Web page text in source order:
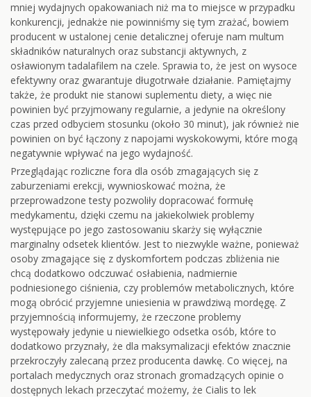
mniej wydajnych opakowaniach niż ma to miejsce w przypadku
konkurencji, jednakże nie powinniśmy się tym zrażać, bowiem
producent w ustalonej cenie detalicznej oferuje nam multum
składników naturalnych oraz substancji aktywnych, z
osławionym tadalafilem na czele. Sprawia to, że jest on wysoce
efektywny oraz gwarantuje długotrwałe działanie. Pamiętajmy
także, że produkt nie stanowi suplementu diety, a więc nie
powinien być przyjmowany regularnie, a jedynie na określony
czas przed odbyciem stosunku (około 30 minut), jak również nie
powinien on być łączony z napojami wyskokowymi, które mogą
negatywnie wpływać na jego wydajność.
Przeglądając rozliczne fora dla osób zmagających się z
zaburzeniami erekcji, wywnioskować można, że
przeprowadzone testy pozwoliły dopracować formułę
medykamentu, dzięki czemu na jakiekolwiek problemy
występujące po jego zastosowaniu skarży się wyłącznie
marginalny odsetek klientów. Jest to niezwykle ważne, ponieważ
osoby zmagające się z dyskomfortem podczas zbliżenia nie
chcą dodatkowo odczuwać osłabienia, nadmiernie
podniesionego ciśnienia, czy problemów metabolicznych, które
mogą obrócić przyjemne uniesienia w prawdziwą mordęgę. Z
przyjemnością informujemy, że rzeczone problemy
występowały jedynie u niewielkiego odsetka osób, które to
dodatkowo przyznały, że dla maksymalizacji efektów znacznie
przekroczyły zalecaną przez producenta dawkę. Co więcej, na
portalach medycznych oraz stronach gromadzących opinie o
dostępnych lekach przeczytać możemy, że Cialis to lek